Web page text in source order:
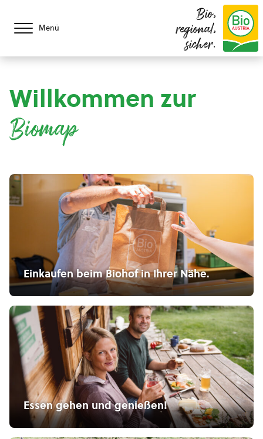
Menü
Bio,
regional,
sicher.
Willkommen zur
Biomap
Einkaufen beim Biohof in Ihrer Nähe.
Essen gehen und genießen!